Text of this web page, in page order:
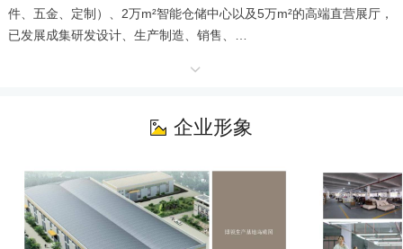
件、五金、定制）、2万m²智能仓储中心以及5万m²的高端直营展厅，
已发展成集研发设计、生产制造、销售、
主创立的家具品牌有：新锐家居品牌—OXME傲觅、自然现代主义家
WASSAI
哇噻。五大品牌相互映衬，结合完善的招商运营体系，品牌专卖店达
300多家，覆盖全国一二线城市90%以上。在中东、东南亚等多个国家
企业形象